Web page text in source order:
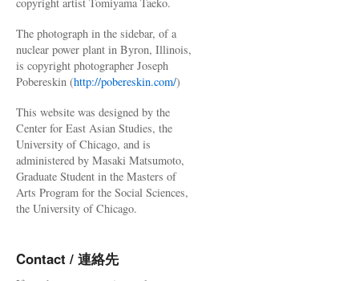
The photograph in the sidebar, of a
nuclear power plant in Byron, Illinois,
is copyright photographer Joseph
Pobereskin (http://pobereskin.com/)
This website was designed by the
Center for East Asian Studies, the
University of Chicago, and is
administered by Masaki Matsumoto,
Graduate Student in the Masters of
Arts Program for the Social Sciences,
the University of Chicago.
Contact / 連絡先